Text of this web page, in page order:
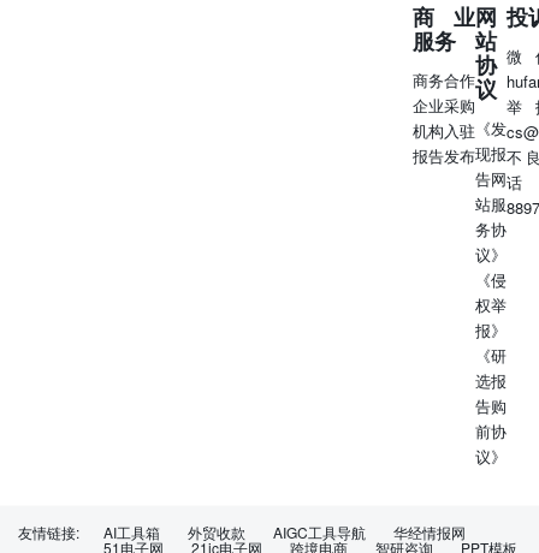
商业
服务
商务合作
企业采购
机构入驻
报告发布
网
站
协
议
《发
现报
告网
站服
务协
议》
《侵
权举
报》
《研
选报
告购
前协
议》
投
微
举
不
友情链接: AI工具箱 外贸收款 AIGC工具导航 华经情报网
51电子网 21ic电子网 跨境电商 智研咨询 PPT模板